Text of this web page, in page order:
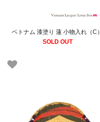
ベトナム 漆塗り 蓮 小物入れ（C）
SOLD OUT